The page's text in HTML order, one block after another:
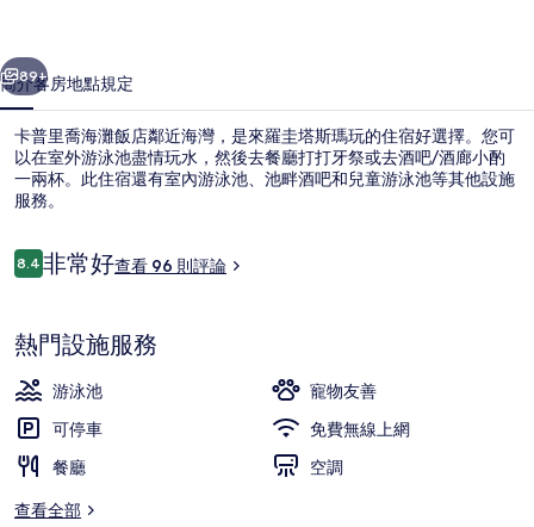
店
的
相
片
個 下一個
89+
簡介客房地點規定
卡普里喬海灘飯店鄰近海灣，是來羅圭塔斯瑪玩的住宿好選擇。您可
以在室外游泳池盡情玩水，然後去餐廳打打牙祭或去酒吧/酒廊小酌
一兩杯。此住宿還有室內游泳池、池畔酒吧和兒童游泳池等其他設施
服務。
評
論
8.48.4 分，滿分 10 分，
非常好查看 96 則評論
熱門設施服務
游泳池
寵物友善
可停車
免費無線上網
餐廳
空調
查看全部